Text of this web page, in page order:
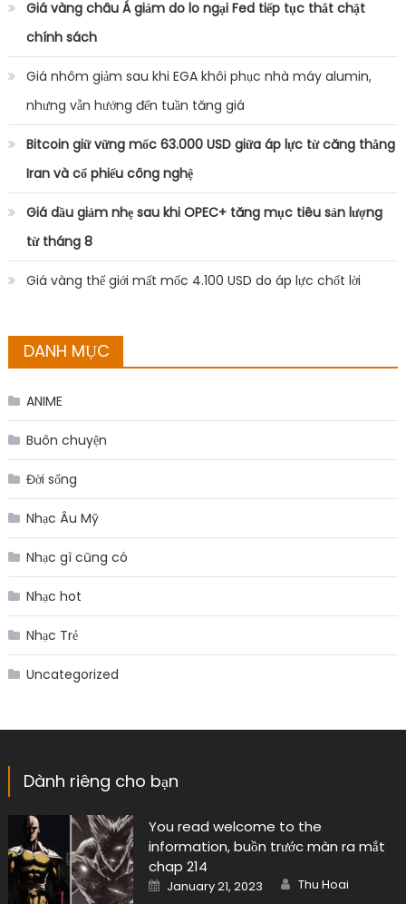
Giá vàng châu Á giảm do lo ngại Fed tiếp tục thắt chặt
chính sách
Giá nhôm giảm sau khi EGA khôi phục nhà máy alumin,
nhưng vẫn hướng đến tuần tăng giá
Bitcoin giữ vững mốc 63.000 USD giữa áp lực từ căng thẳng
Iran và cổ phiếu công nghệ
Giá dầu giảm nhẹ sau khi OPEC+ tăng mục tiêu sản lượng
từ tháng 8
Giá vàng thế giới mất mốc 4.100 USD do áp lực chốt lời
DANH MỤC
ANIME
Buôn chuyện
Đời sống
Nhạc Âu Mỹ
Nhạc gì cũng có
Nhạc hot
Nhạc Trẻ
Uncategorized
Dành riêng cho bạn
You read welcome to the
information, buồn trước màn ra mắt
chap 214
Posted
on
January 21, 2023 Author
Thu Hoai